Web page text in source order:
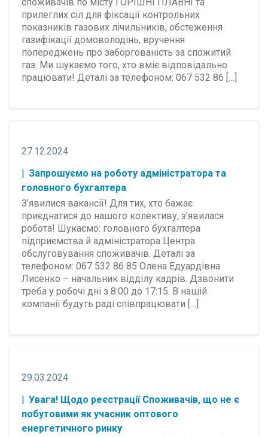
прилеглих сіл для фіксації контрольних
показників газових лічильників, обстеження
газифікації домоволодінь, вручення
попереджень про заборгованість за спожитий
газ. Ми шукаємо того, хто вміє відповідально
працювати! Деталі за телефоном: 067 532 86 […]
27.12.2024
Запрошуємо на роботу адміністратора та
головного бухгалтера
З’явилися вакансії! Для тих, хто бажає
приєднатися до нашого колективу, з’явилася
робота! Шукаємо: головного бухгалтера
підприємства й адміністратора Центра
обслуговування споживачів. Деталі за
телефоном: 067 532 86 85 Олена Едуардівна
Лисенко – начальник відділу кадрів. Дзвонити
треба у робочі дні з 8:00 до 17:15. В нашій
компанії будуть раді співпрацювати […]
29.03.2024
Увага! Щодо реєстрації Споживачів, що не є
побутовими як учасник оптового
енергетичного ринку